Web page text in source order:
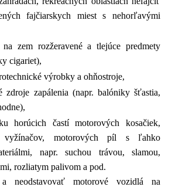
fajčiarskych miest s nehorľavými
na zem rozžeravené a tlejúce predmety
cigariet),
výrobky a ohňostroje,
zdroje zapálenia (napr. balóniky šťastia,
horúcich častí motorových kosačiek,
vyžínačov, motorových píl s ľahko
napr. suchou trávou, slamou,
rozliatym palivom a pod.
a neodstavovať motorové vozidlá na